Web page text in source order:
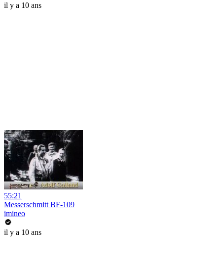
il y a 10 ans
55:21
Messerschmitt BF-109
imineo
il y a 10 ans